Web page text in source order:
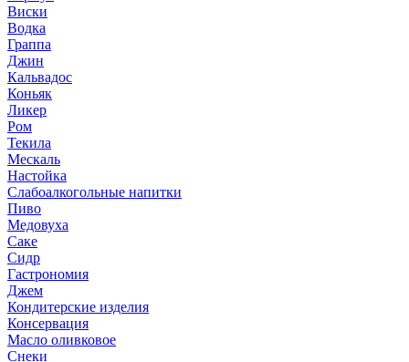
Виски
Водка
Граппа
Джин
Кальвадос
Коньяк
Ликер
Ром
Текила
Мескаль
Настойка
Слабоалкогольные напитки
Пиво
Медовуха
Саке
Сидр
Гастрономия
Джем
Кондитерские изделия
Консервация
Масло оливковое
Снеки